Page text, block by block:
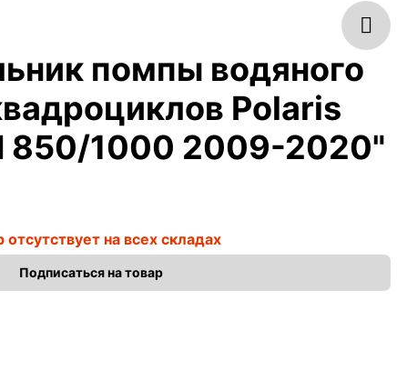
помпы водяного
Polaris
850/1000 2009-2020"
отсутствует на всех складах
Подписаться на товар